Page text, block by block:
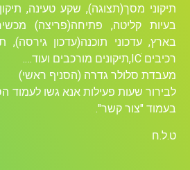
תיקוני מסך(תצוגה), שקע טעינה,
בעיות קליטה, פתיחה(פריצה)
בארץ, עדכוני תוכנה(עדכון גירסה),
רכיבים ICׁ,תיקונים מורכבים ועוד….
מעבדת סלולר גדרה (הסניף ראשי)
לבירור שעות פעילות אנא גשו לעמוד
בעמוד "צור קשר".
ט.ל.ח